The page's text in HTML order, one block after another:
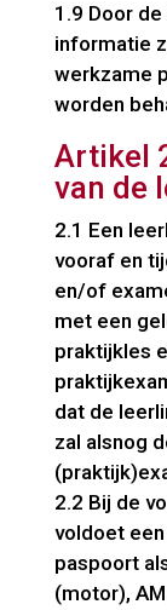
1.9 Door
informatie
werkzame
worden
Artikel
van de
2.1 Een
vooraf en
en/of
met een
praktijkles
dat de
zal alsnog
2.2 Bij de
voldoet
paspoort
(motor),